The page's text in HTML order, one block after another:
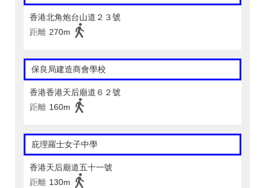
香港北角炮台山道２３號
距離 270m
保良局建造商會學校
香港香港天后廟道６２號
距離 160m
庇理羅士女子中學
香港天后廟道五十一號
距離 130m